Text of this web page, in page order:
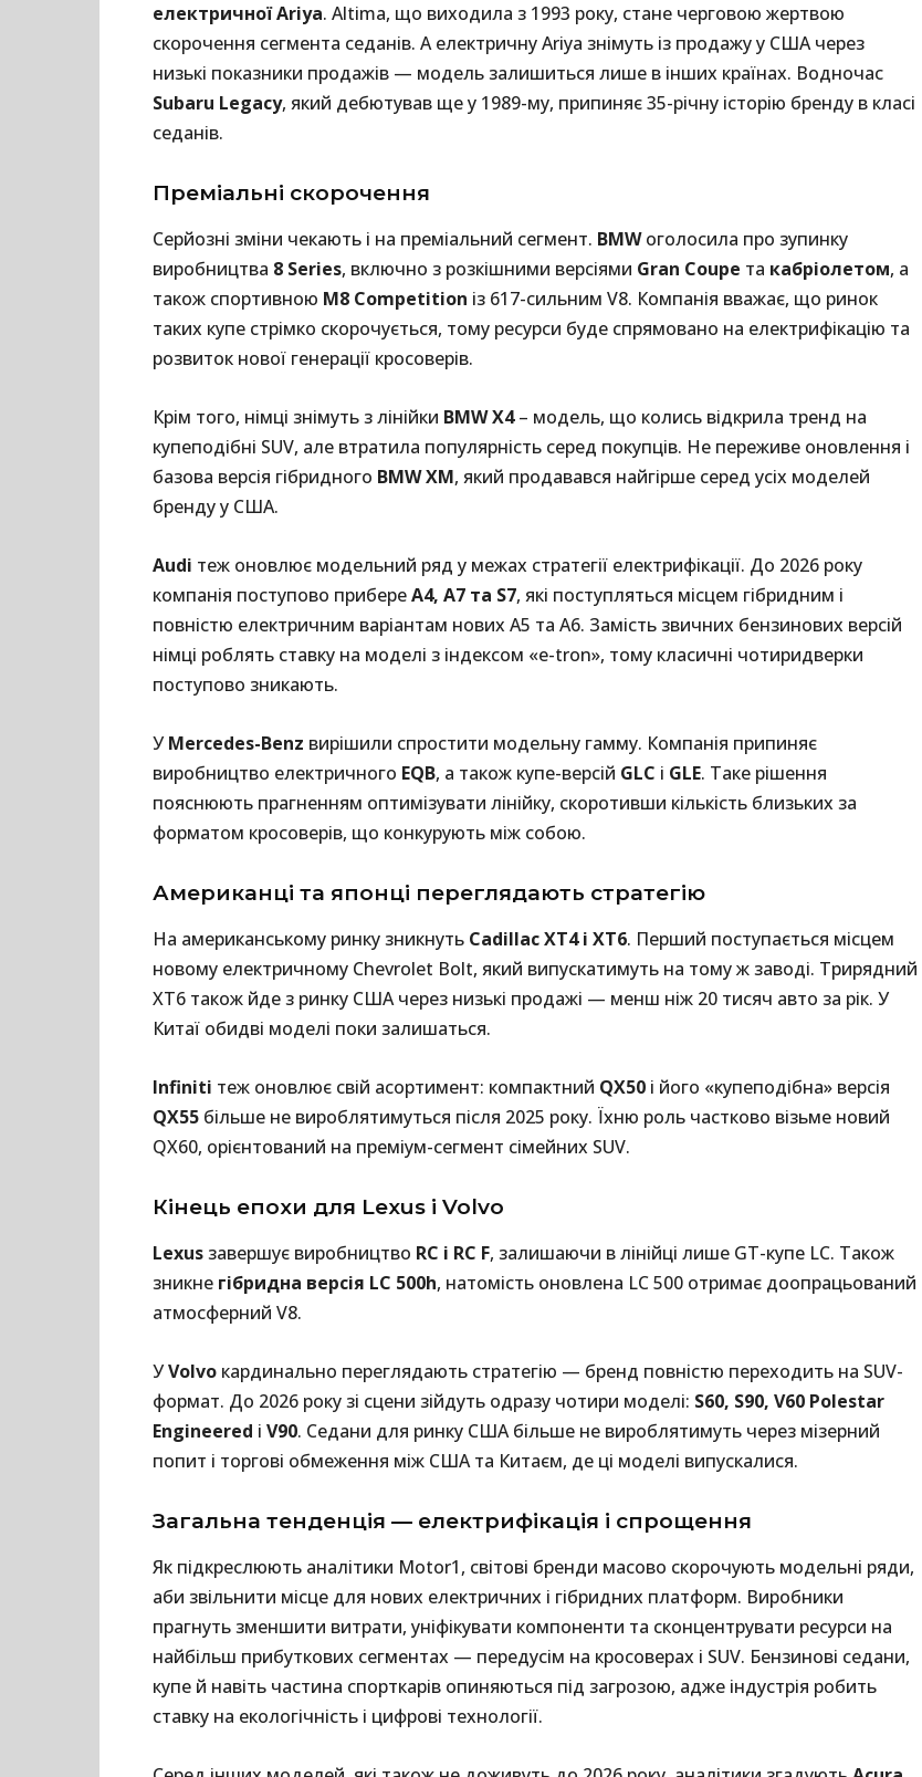
електричної Ariya. Altima, що виходила з 1993 року, стане черговою жертвою
скорочення сегмента седанів. А електричну Ariya знімуть із продажу у США через
низькі показники продажів — модель залишиться лише в інших країнах. Водночас
Subaru Legacy, який дебютував ще у 1989-му, припиняє 35-річну історію бренду в класі
седанів.
Преміальні скорочення
Серйозні зміни чекають і на преміальний сегмент. BMWоголосила про зупинку
виробництва 8 Series, включно з розкішними версіями Gran Coupe та кабріолетом, а
також спортивною M8 Competition із 617-сильним V8. Компанія вважає, що ринок
таких купе стрімко скорочується, тому ресурси буде спрямовано на електрифікацію та
розвиток нової генерації кросоверів.
Крім того, німці знімуть з лінійки BMW X4– модель, що колись відкрила тренд на
купеподібні SUV, але втратила популярність серед покупців. Не переживе оновлення і
базова версія гібридного BMW XM, який продавався найгірше серед усіх моделей
бренду у США.
Audi теж оновлює модельний ряд у межах стратегії електрифікації. До 2026 року
компанія поступово прибереA4, A7 та S7, які поступляться місцем гібридним і
повністю електричним варіантам нових A5 та A6. Замість звичних бензинових версій
німці роблять ставку на моделі з індексом «e-tron», тому класичні чотиридверки
поступово зникають.
УMercedes-Benz вирішили спростити модельну гамму. Компанія припиняє
виробництво електричного EQB, а також купе-версій GLC і GLE. Таке рішення
пояснюють прагненням оптимізувати лінійку, скоротивши кількість близьких за
форматом кросоверів, що конкурують між собою.
Американці та японці переглядають стратегію
На американському ринку зникнуть Cadillac XT4 і XT6. Перший поступається місцем
новому електричному Chevrolet Bolt, який випускатимуть на тому ж заводі. Три­рядний
XT6 також йде з ринку США через низькі продажі — менш ніж 20 тисяч авто за рік. У
Китаї обидві моделі поки залишаться.
Infiniti теж оновлює свій асортимент: компактний QX50 і його «купеподібна» версія
QX55 більше не вироблятимуться після 2025 року. Їхню роль частково візьме новий
QX60, орієнтований на преміум-сегмент сімейних SUV.
Кінець епохи для Lexus і Volvo
Lexusзавершує виробництво RC і RC F, залишаючи в лінійці лише GT-купе LC. Також
зникне гібридна версія LC 500h, натомість оновлена LC 500 отримає доопрацьований
атмосферний V8.
УVolvo кардинально переглядають стратегію — бренд повністю переходить на SUV-
формат. До 2026 року зі сцени зійдуть одразу чотири моделі: S60, S90, V60 Polestar
Engineered і V90. Седани для ринку США більше не вироблятимуть через мізерний
попит і торгові обмеження між США та Китаєм, де ці моделі випускалися.
Загальна тенденція — електрифікація і спрощення
Як підкреслюють аналітики Motor1, світові бренди масово скорочують модельні ряди,
аби звільнити місце для нових електричних і гібридних платформ. Виробники
прагнуть зменшити витрати, уніфікувати компоненти та сконцентрувати ресурси на
найбільш прибуткових сегментах — передусім на кросоверах і SUV. Бензинові седани,
купе й навіть частина спорткарів опиняються під загрозою, адже індустрія робить
ставку на екологічність і цифрові технології.